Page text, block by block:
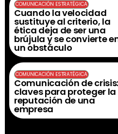
COMUNICACIÓN ESTRATÉGICA
Cuando la velocidad
sustituye al criterio, la
ética deja de ser una
brújula y se convierte
un obstáculo
COMUNICACIÓN ESTRATÉGICA
Comunicación de crisis:
claves para proteger la
reputación de una
empresa